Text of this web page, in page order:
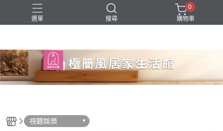
選單 搜尋
0
購物車
視聽娛樂